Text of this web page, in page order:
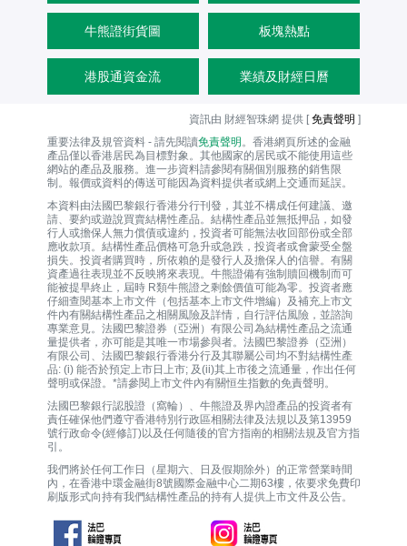
牛熊證街貨圖 板塊熱點
港股通資金流 業績及財經日曆
資訊由 財經智珠網 提供 [免責聲明 ]
重要法律及規管資料 - 請先閱讀免責聲明 。香港網頁所述的金融
產品僅以香港居民為目標對象。其他國家的居民或不能使用這些
網站的產品及服務。進一步資料請參閱有關個別服務的銷售限
制。報價或資料的傳送可能因為資料提供者或網上交通而延誤。
本資料由法國巴黎銀行香港分行刊發，其並不構成任何建議、邀
請、要約或遊說買賣結構性產品。結構性產品並無抵押品，如發
行人或擔保人無力償債或違約，投資者可能無法收回部份或全部
應收款項。結構性產品價格可急升或急跌，投資者或會蒙受全盤
損失。投資者購買時，所依賴的是發行人及擔保人的信譽。有關
資產過往表現並不反映將來表現。牛熊證備有強制贖回機制而可
能被提早終止，屆時 R類牛熊證之剩餘價值可能為零。投資者應
仔細查閱基本上市文件（包括基本上市文件增編）及補充上市文
件內有關結構性產品之相關風險及詳情，自行評估風險，並諮詢
專業意見。法國巴黎證券（亞洲）有限公司為結構性產品之流通
量提供者，亦可能是其唯一巿場參與者。法國巴黎證券（亞洲）
有限公司、法國巴黎銀行香港分行及其聯屬公司均不對結構性產
品: (i) 能否於預定上市日上市; 及(ii)其上市後之流通量，作出任何
聲明或保證。*請參閱上市文件內有關恒生指數的免責聲明。
法國巴黎銀行認股證（窩輪）、牛熊證及界內證產品的投資者有
責任確保他們遵守香港特別行政區相關法律及法規以及第13959
號行政命令(經修訂)以及任何隨後的官方指南的相關法規及官方指
引。
我們將於任何工作日（星期六、日及假期除外）的正常營業時間
內，在香港中環金融街8號國際金融中心二期63樓，依要求免費印
刷版形式向持有我們結構性產品的持有人提供上市文件及公告。